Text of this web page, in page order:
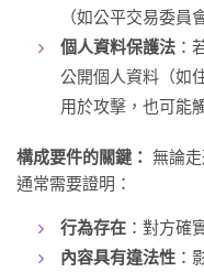
（如公平交易委員
個人資料保護法 ：
公開個人資料（如
用於攻擊，也可能
構成要件的關鍵： 無論
通常需要證明：
行為存在 ：對方確
內容具有違法性 ：